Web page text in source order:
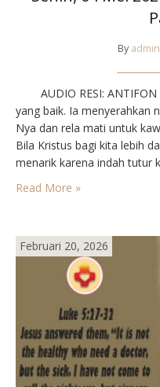
By
AUDIO RESI: ANTIFON
yang baik. Ia menyerahkan
Nya dan rela mati untuk
Bila Kristus bagi kita lebih
menarik karena indah tutur
kepada-Nya. “Maka, kamu
Read More »
Februari 20, 2026